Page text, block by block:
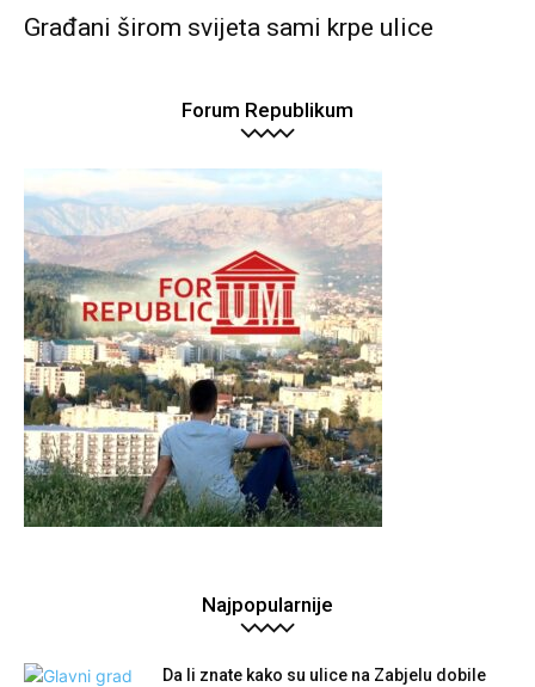
Građani širom svijeta sami krpe ulice
Forum Republikum
Najpopularnije
Da li znate kako su ulice na Zabjelu dobile